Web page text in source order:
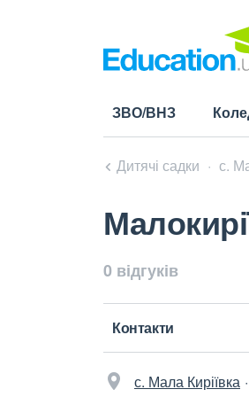
ЗВО/ВНЗ
Дитячі садки с.
0 відгуків
Контакти
с. Мала Киріївка